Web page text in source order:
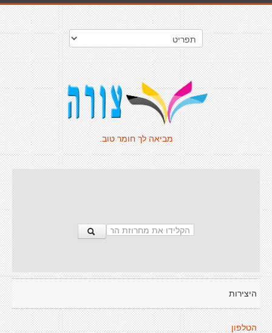
מביאה לך חומר טוב.
היצירות
הטלפון